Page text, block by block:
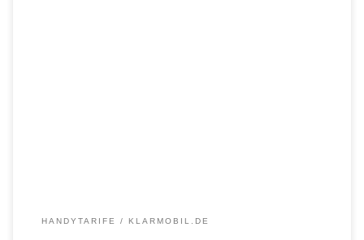
HANDYTARIFE KLARMOBIL.DE